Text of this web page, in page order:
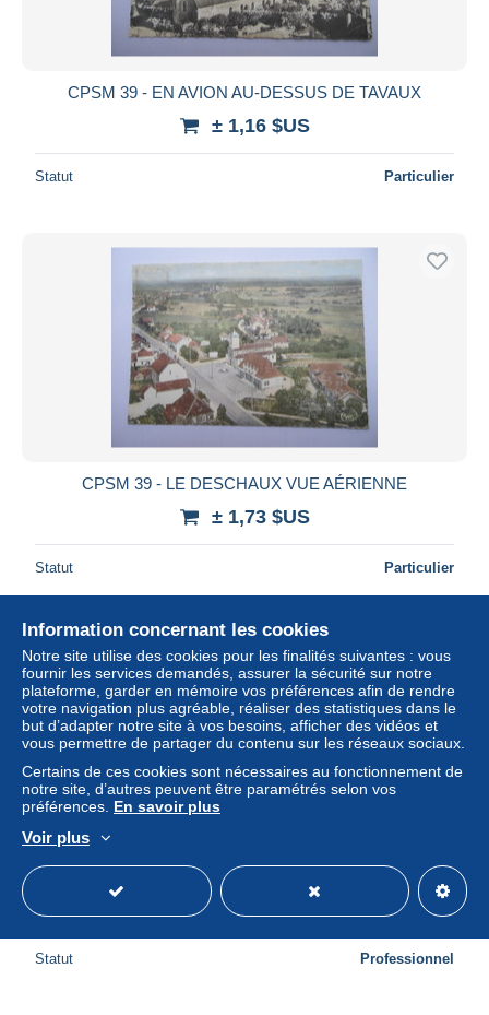
CPSM 39 - EN AVION AU-DESSUS DE TAVAUX
± 1,16 $US
Statut Particulier
CPSM 39 - LE DESCHAUX VUE AÉRIENNE
± 1,73 $US
Statut Particulier
39 - TAVAUX CITES - S35054 - Les Ecoles
± 3,47 $US
Statut Professionnel
Information concernant les cookies
Notre site utilise des cookies pour les finalités suivantes : vous
fournir les services demandés, assurer la sécurité sur notre
plateforme, garder en mémoire vos préférences afin de rendre
votre navigation plus agréable, réaliser des statistiques dans le
but d’adapter notre site à vos besoins, afficher des vidéos et
vous permettre de partager du contenu sur les réseaux sociaux.
Certains de ces cookies sont nécessaires au fonctionnement de
notre site, d’autres peuvent être paramétrés selon vos
préférences. En savoir plus
Voir plus